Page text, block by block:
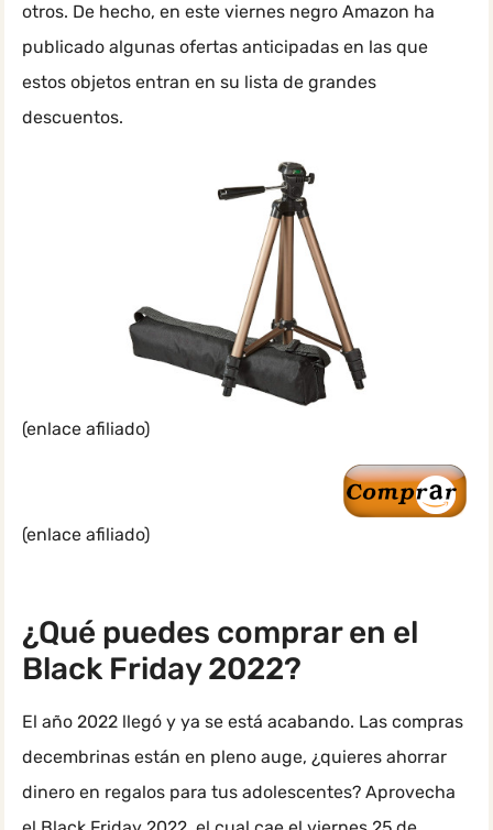
otros. De hecho, en este viernes negro Amazon ha
publicado algunas ofertas anticipadas en las que
estos objetos entran en su lista de grandes
descuentos.
(enlace afiliado)
(enlace afiliado)
¿Qué puedes comprar en el
Black Friday 2022?
El año 2022 llegó y ya se está acabando. Las compras
decembrinas están en pleno auge, ¿quieres ahorrar
dinero en regalos para tus adolescentes? Aprovecha